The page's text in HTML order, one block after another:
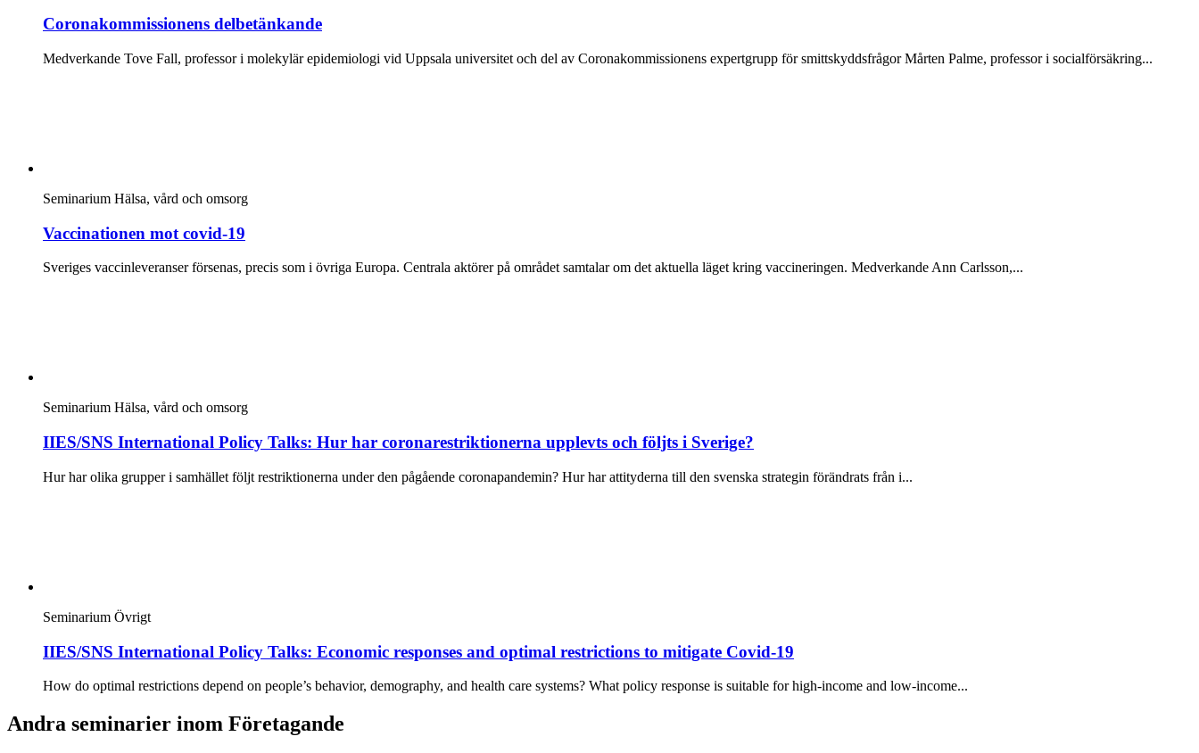
Coronakommissionens delbetänkande
Medverkande Tove Fall, professor i molekylär epidemiologi vid Uppsala universitet och del av Coronakommissionens expertgrupp för smittskyddsfrågor Mårten Palme, professor i socialförsäkring...
Seminarium Hälsa, vård och omsorg
Vaccinationen mot covid-19
Sveriges vaccinleveranser försenas, precis som i övriga Europa. Centrala aktörer på området samtalar om det aktuella läget kring vaccineringen. Medverkande Ann Carlsson,...
Seminarium Hälsa, vård och omsorg
IIES/SNS International Policy Talks: Hur har coronarestriktionerna upplevts och följts i Sverige?
Hur har olika grupper i samhället följt restriktionerna under den pågående coronapandemin? Hur har attityderna till den svenska strategin förändrats från i...
Seminarium Övrigt
IIES/SNS International Policy Talks: Economic responses and optimal restrictions to mitigate Covid-19
How do optimal restrictions depend on people’s behavior, demography, and health care systems? What policy response is suitable for high-income and low-income...
Andra seminarier inom Företagande